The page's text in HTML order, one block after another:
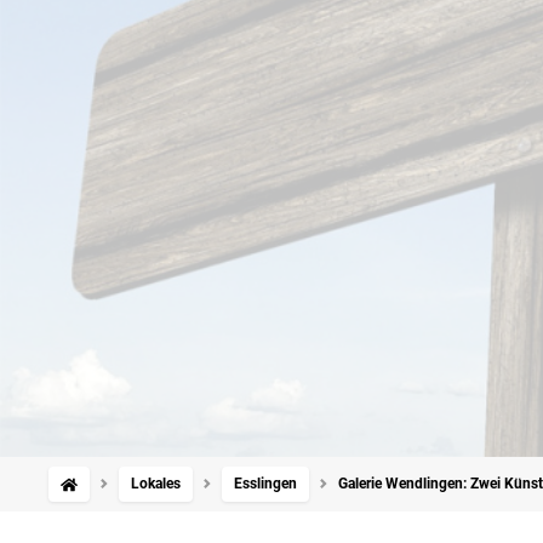
Lokales Esslingen Galerie Wendlingen: Zwei